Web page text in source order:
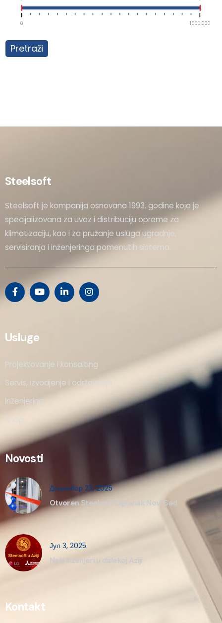
0 1.000.000
Pretraži
Steelsoft
Steelsoft je kompanija osnovana 1993. godine koja je
specijalizovana za uvoz i distribuciju opreme za
klimatizaciju, kao i za pružanje usluga ugradnje,
servisiranja i inženjeringa pomenutih sistema.
Usluge
Projektovanje i konsalting
Servis, izvodjenje i održavanje
Inženjering
Shop
Novosti
Децембар 23, 2025
Otvoren Steelsoft Ogranak Novi Sad
Јул 3, 2025
Naši inženjeri u dalekoj Aziji
Kontakt